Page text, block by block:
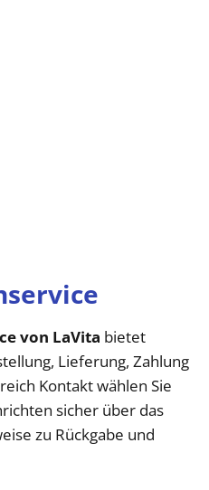
von LaVita bietet
Lieferung, Zahlung
Kontakt wählen Sie
sicher über das
zu Rückgabe und